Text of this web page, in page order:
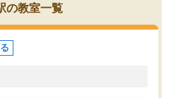
の教室一覧